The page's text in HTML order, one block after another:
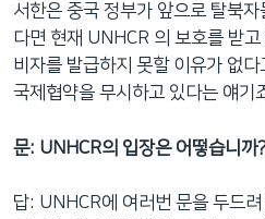
로
이
등
서한은 중국 정부가 앞으로 탈북
다면 현재 UNHCR 의 보호를 받
비자를 발급하지 못할 이유가 없다
국제협약을 무시하고 있다는 얘기
문: UNHCR의 입장은 어떻습니까
답: UNHCR에 여러번 문을 두드